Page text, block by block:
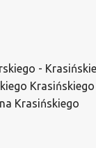
-
Krasińskiego
Krasińskiego